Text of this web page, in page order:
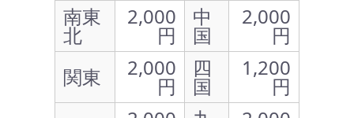
南東
北
2,000
円
中
国
2,000
円
関東
2,000
円
四
国
1,200
円